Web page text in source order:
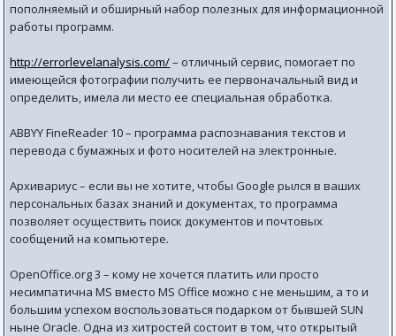
пополняемый и обширный набор полезных для информационной
работы программ.
http://errorlevelanalysis.com/– отличный сервис, помогает по
имеющейся фотографии получить ее первоначальный вид и
определить, имела ли место ее специальная обработка.
ABBYY FineReader 10 – программа распознавания текстов и
перевода с бумажных и фото носителей на электронные.
Архивариус – если вы не хотите, чтобы Google рылся в ваших
персональных базах знаний и документах, то программа
позволяет осуществить поиск документов и почтовых
сообщений на компьютере.
OpenOffice.org 3 – кому не хочется платить или просто
несимпатична MS вместо MS Office можно с не меньшим, а то и
большим успехом воспользоваться подарком от бывшей SUN
ныне Oracle. Одна из хитростей состоит в том, что открытый